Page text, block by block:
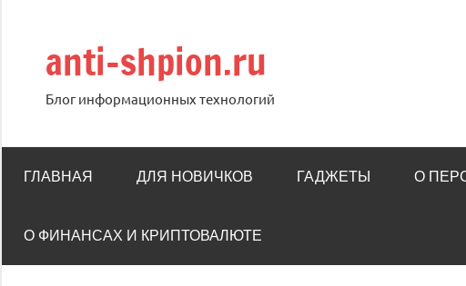
содержимому
anti-shpion.ru
Блог информационных технологий
ГЛАВНАЯ ДЛЯ НОВИЧКОВ ГАДЖЕТЫ О
О ФИНАНСАХ И КРИПТОВАЛЮТЕ